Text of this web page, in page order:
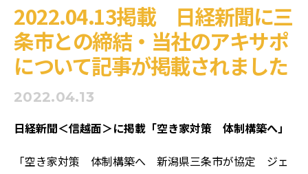
2022.04.13掲載 日経新聞に三
条市との締結・当社のアキサポ
について記事が掲載されました
2022.04.13
日経新聞＜信越面＞に掲載「空き家対策 体制構築へ」
「空き家対策 体制構築へ 新潟県三条市が協定 ジェ